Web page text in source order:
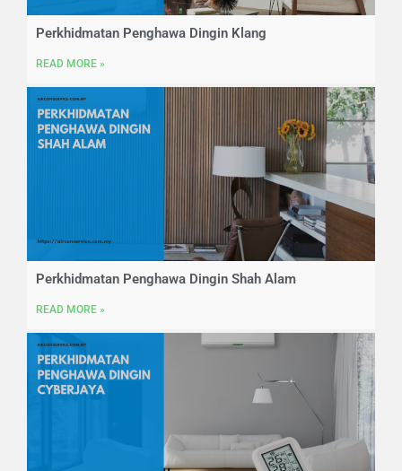
Perkhidmatan Penghawa Dingin Klang
READ MORE »
Perkhidmatan Penghawa Dingin Shah Alam
READ MORE »